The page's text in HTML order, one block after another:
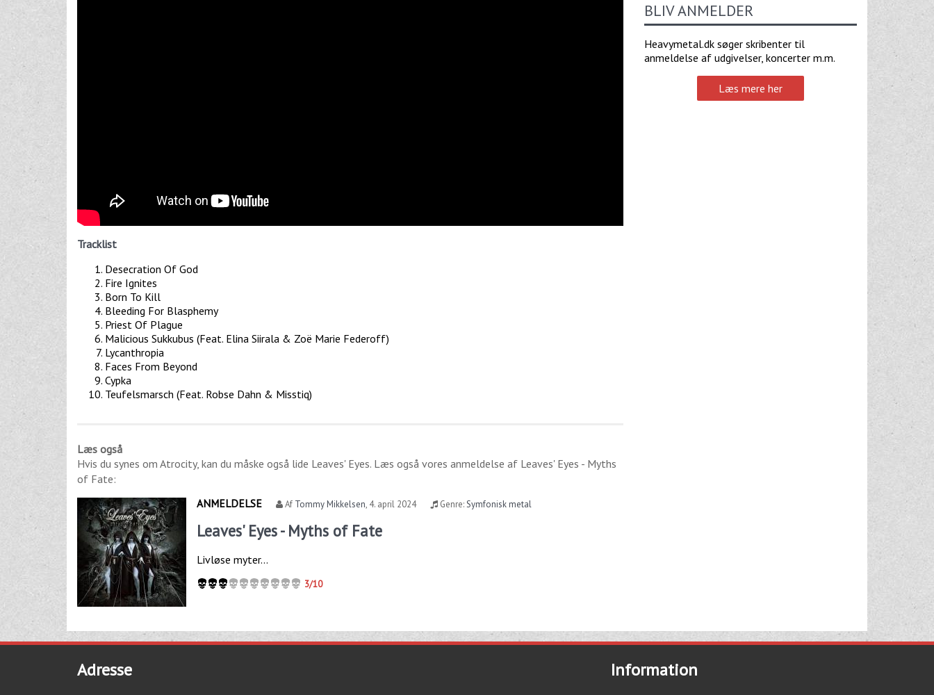
Tracklist
Desecration Of God
Fire Ignites
Born To Kill
Bleeding For Blasphemy
Priest Of Plague
Malicious Sukkubus (Feat. Elina Siirala & Zoë Marie Federoff)
Lycanthropia
Faces From Beyond
Cypka
Teufelsmarsch (Feat. Robse Dahn & Misstiq)
Læs også
Hvis du synes om Atrocity, kan du måske også lide Leaves' Eyes. Læs også vores anmeldelse af Leaves' Eyes - Myths
of Fate:
ANMELDELSE
Af Tommy Mikkelsen, 4. april 2024 Genre:Symfonisk metal
Leaves' Eyes - Myths of Fate
Livløse myter...
3/10
BLIV ANMELDER
Heavymetal.dk søger skribenter til
anmeldelse af udgivelser, koncerter m.m.
Læs mere her
Adresse Information